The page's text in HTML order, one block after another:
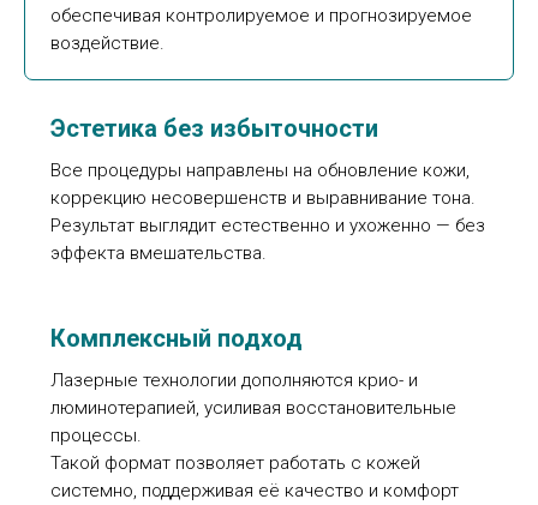
обеспечивая контролируемое и прогнозируемое
воздействие.
Эстетика без избыточности
Все процедуры направлены на обновление кожи,
коррекцию несовершенств и выравнивание тона.
Результат выглядит естественно и ухоженно — без
эффекта вмешательства.
Комплексный подход
Лазерные технологии дополняются крио- и
люминотерапией, усиливая восстановительные
процессы.
Такой формат позволяет работать с кожей
системно, поддерживая её качество и комфорт